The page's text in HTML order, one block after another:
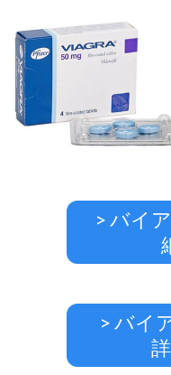
> バイ
> バイ